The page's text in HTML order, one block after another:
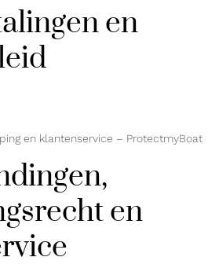
en
en klantenservice – ProtectmyBoat
en